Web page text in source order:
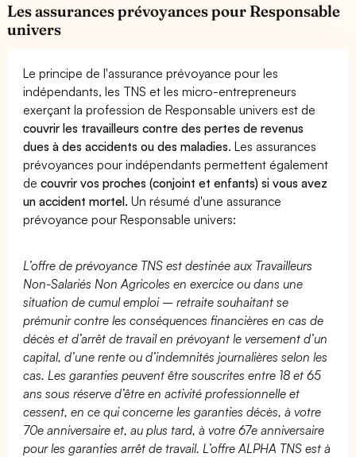
Les assurances prévoyances pour Responsable
univers
Le principe de l'assurance prévoyance pour les
indépendants, les TNS et les micro-entrepreneurs
exerçant la profession de Responsable univers est de
couvrir les travailleurs contre des pertes de revenus
dues à des accidents ou des maladies. Les assurances
prévoyances pour indépendants permettent également
decouvrir vos proches (conjoint et enfants) si vous avez
un accident mortel. Un résumé d'une assurance
prévoyance pour Responsable univers:
L’offre de prévoyance TNS est destinée aux Travailleurs
Non-Salariés Non Agricoles en exercice ou dans une
situation de cumul emploi – retraite souhaitant se
prémunir contre les conséquences financières en cas de
décès et d’arrêt de travail en prévoyant le versement d’un
capital, d’une rente ou d’indemnités journalières selon les
cas. Les garanties peuvent être souscrites entre 18 et 65
ans sous réserve d’être en activité professionnelle et
cessent, en ce qui concerne les garanties décès, à votre
70e anniversaire et, au plus tard, à votre 67e anniversaire
pour les garanties arrêt de travail. L’offre ALPHA TNS est à